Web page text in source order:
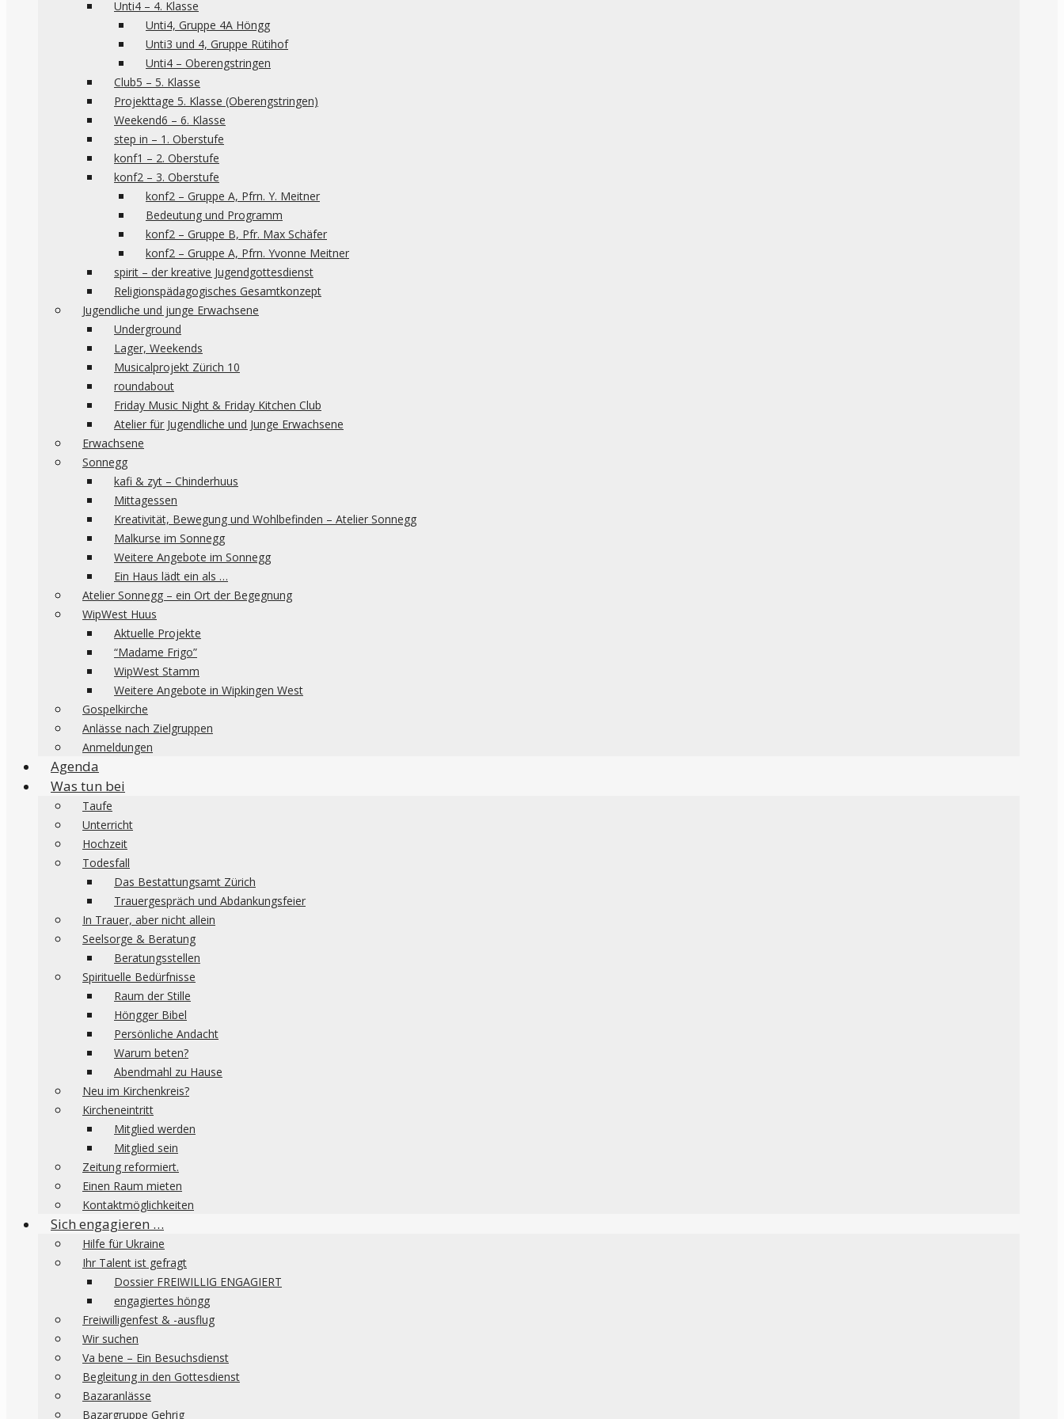
Unti4 – 4. Klasse
Unti4, Gruppe 4A Höngg
Unti3 und 4, Gruppe Rütihof
Unti4 – Oberengstringen
Club5 – 5. Klasse
Projekttage 5. Klasse (Oberengstringen)
Weekend6 – 6. Klasse
step in – 1. Oberstufe
konf1 – 2. Oberstufe
konf2 – 3. Oberstufe
konf2 – Gruppe A, Pfrn. Y. Meitner
Bedeutung und Programm
konf2 – Gruppe B, Pfr. Max Schäfer
konf2 – Gruppe A, Pfrn. Yvonne Meitner
spirit – der kreative Jugendgottesdienst
Religionspädagogisches Gesamtkonzept
Jugendliche und junge Erwachsene
Underground
Lager, Weekends
Musicalprojekt Zürich 10
roundabout
Friday Music Night & Friday Kitchen Club
Atelier für Jugendliche und Junge Erwachsene
Erwachsene
Sonnegg
kafi & zyt – Chinderhuus
Mittagessen
Kreativität, Bewegung und Wohlbefinden – Atelier Sonnegg
Malkurse im Sonnegg
Weitere Angebote im Sonnegg
Ein Haus lädt ein als …
Atelier Sonnegg – ein Ort der Begegnung
WipWest Huus
Aktuelle Projekte
“Madame Frigo”
WipWest Stamm
Weitere Angebote in Wipkingen West
Gospelkirche
Anlässe nach Zielgruppen
Anmeldungen
Agenda
Was tun bei
Taufe
Unterricht
Hochzeit
Todesfall
Das Bestattungsamt Zürich
Trauergespräch und Abdankungsfeier
In Trauer, aber nicht allein
Seelsorge & Beratung
Beratungsstellen
Spirituelle Bedürfnisse
Raum der Stille
Höngger Bibel
Persönliche Andacht
Warum beten?
Abendmahl zu Hause
Neu im Kirchenkreis?
Kircheneintritt
Mitglied werden
Mitglied sein
Zeitung reformiert.
Einen Raum mieten
Kontaktmöglichkeiten
Sich engagieren …
Hilfe für Ukraine
Ihr Talent ist gefragt
Dossier FREIWILLIG ENGAGIERT
engagiertes höngg
Freiwilligenfest & -ausflug
Wir suchen
Va bene – Ein Besuchsdienst
Begleitung in den Gottesdienst
Bazaranlässe
Bazargruppe Gehrig